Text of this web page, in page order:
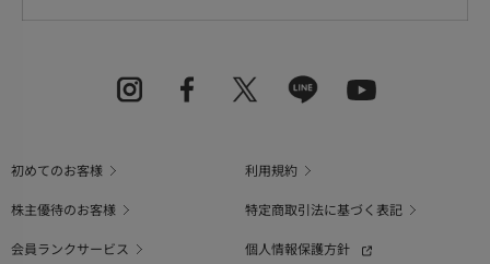
初めてのお客様
利用規約
株主優待のお客様
特定商取引法に基づく表記
会員ランクサービス
個人情報保護方針